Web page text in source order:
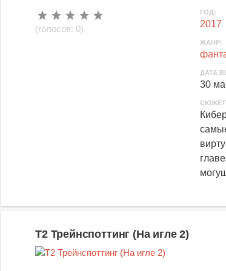
ГОД:
2017
ЖАНР:
ДАТА
30
(голосов: 0)
Т2 Трейнспоттинг (На игле 2)